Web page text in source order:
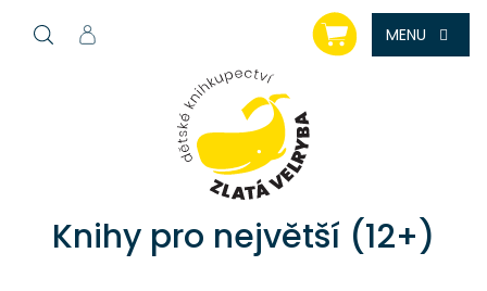
NÁKUPNÍ
KOŠÍK
Knihy pro největší (12+)